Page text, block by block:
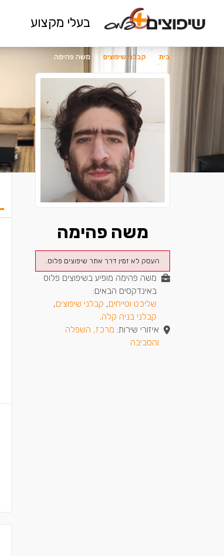
בעלי מקצוע
בית קבלני שיפוצים > משה פהימה
משה פהימה
העסק לא זמין דרך אתר שיפוצים פלוס.
משה פהימה מופיע בשיפוצים פלוס
באינדקסים הבאים:
שליכט וטייחים, קבלני שיפוצים,
קבלני בניה קלה.
איזורי שירות: מרכז, השפלה
והסביבה